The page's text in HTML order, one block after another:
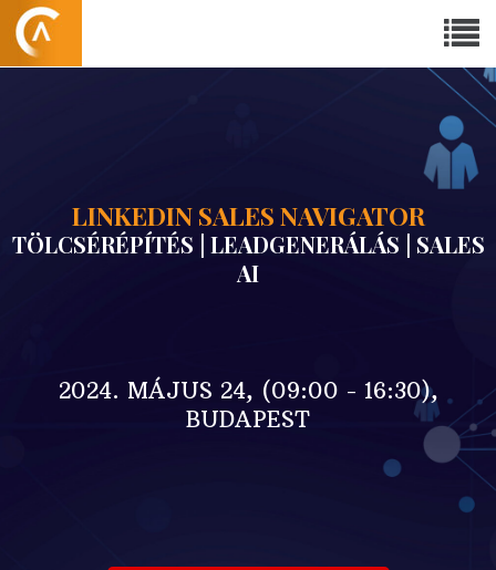
LINKEDIN SALES NAVIGATOR
TÖLCSÉRÉPÍTÉS | LEADGENERÁLÁS | SALES
AI
2024. MÁJUS 24, (09:00 - 16:30),
BUDAPEST